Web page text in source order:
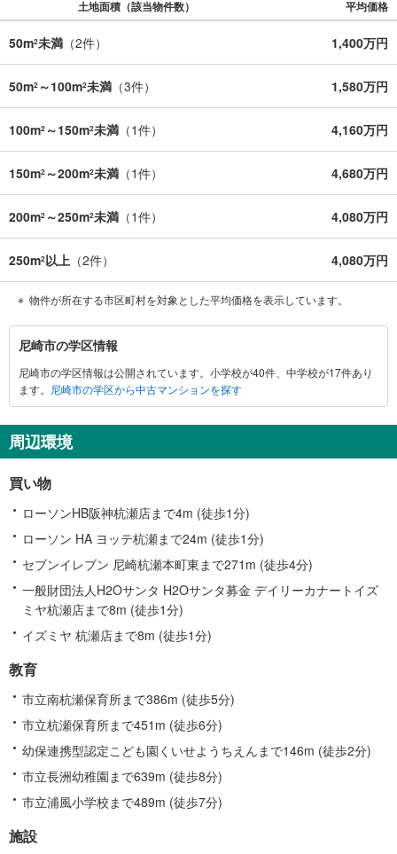
土地面積（該当物件数） 平均価格
50m2未満 （2件） 1,400万円
50m2 ～100m2未満 （3件） 1,580万円
100m2 ～150m2未満 （1件） 4,160万円
150m2 ～200m2未満 （1件） 4,680万円
200m2 ～250m2未満 （1件） 4,080万円
250m2以上 （2件） 4,080万円
物件が所在する市区町村を対象とした平均価格を表示しています。
尼
崎
市
に
す
る
報
尼崎市の学区情報
尼崎市の学区情報は公開されています。小学校が40件、中学校が17件あり
ます。
尼崎市の学区から中古マンションを探す
周辺環境
買い物
ローソンHB阪神杭瀬店まで4m (徒歩1分)
ローソン HA ヨッテ杭瀬まで24m (徒歩1分)
セブンイレブン 尼崎杭瀬本町東まで271m (徒歩4分)
一般財団法人H2Oサンタ H2Oサンタ募金 デイリーカナートイズ
ミヤ杭瀬店まで8m (徒歩1分)
イズミヤ 杭瀬店まで8m (徒歩1分)
教育
市立南杭瀬保育所まで386m (徒歩5分)
市立杭瀬保育所まで451m (徒歩6分)
幼保連携型認定こども園くいせようちえんまで146m (徒歩2分)
市立長洲幼稚園まで639m (徒歩8分)
市立浦風小学校まで489m (徒歩7分)
施設